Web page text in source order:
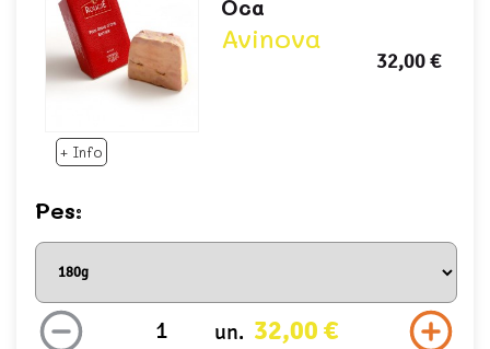
+ Info
Oca
Avinova
32,00 €
Pes:
un. 32,00 €